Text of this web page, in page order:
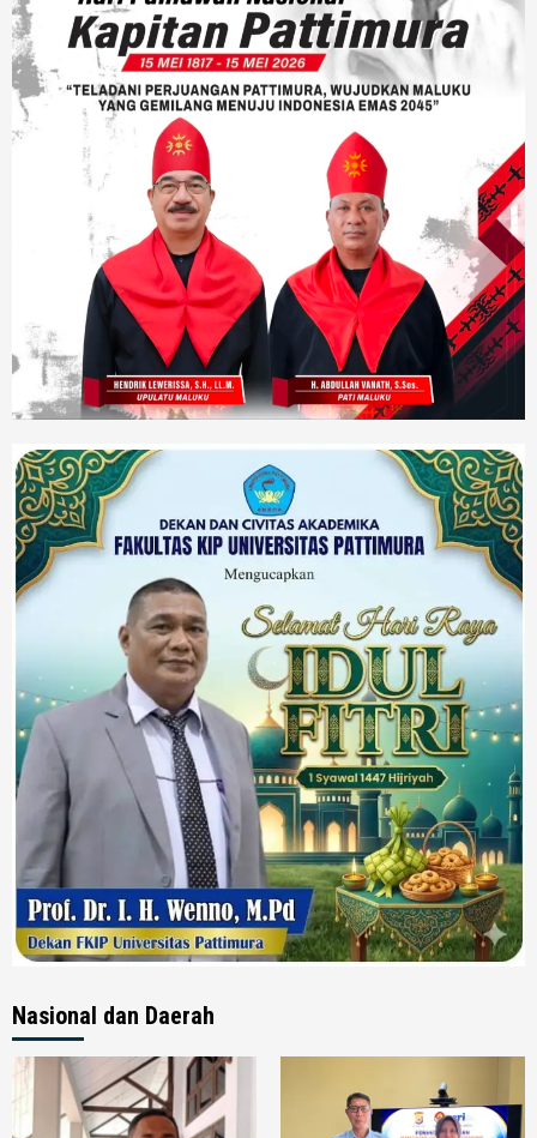
Nasional dan Daerah